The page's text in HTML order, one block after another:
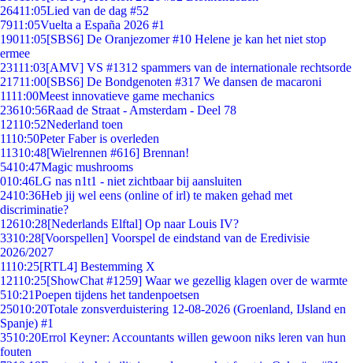
26411:05Lied van de dag #52
7911:05Vuelta a España 2026 #1
19011:05[SBS6] De Oranjezomer #10 Helene je kan het niet stop
ermee
23111:03[AMV] VS #1312 spammers van de internationale rechtsorde
21711:00[SBS6] De Bondgenoten #317 We dansen de macaroni
1111:00Meest innovatieve game mechanics
23610:56Raad de Straat - Amsterdam - Deel 78
12110:52Nederland toen
1110:50Peter Faber is overleden
11310:48[Wielrennen #616] Brennan!
5410:47Magic mushrooms
010:46LG nas n1t1 - niet zichtbaar bij aansluiten
2410:36Heb jij wel eens (online of irl) te maken gehad met
discriminatie?
12610:28[Nederlands Elftal] Op naar Louis IV?
3310:28[Voorspellen] Voorspel de eindstand van de Eredivisie
2026/2027
1110:25[RTL4] Bestemming X
12110:25[ShowChat #1259] Waar we gezellig klagen over de warmte
510:21Poepen tijdens het tandenpoetsen
25010:20Totale zonsverduistering 12-08-2026 (Groenland, IJsland en
Spanje) #1
3510:20Errol Keyner: Accountants willen gewoon niks leren van hun
fouten